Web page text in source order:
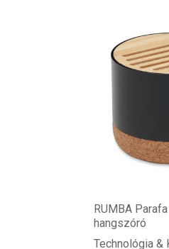
RUMBA
hangszóró
Technológia